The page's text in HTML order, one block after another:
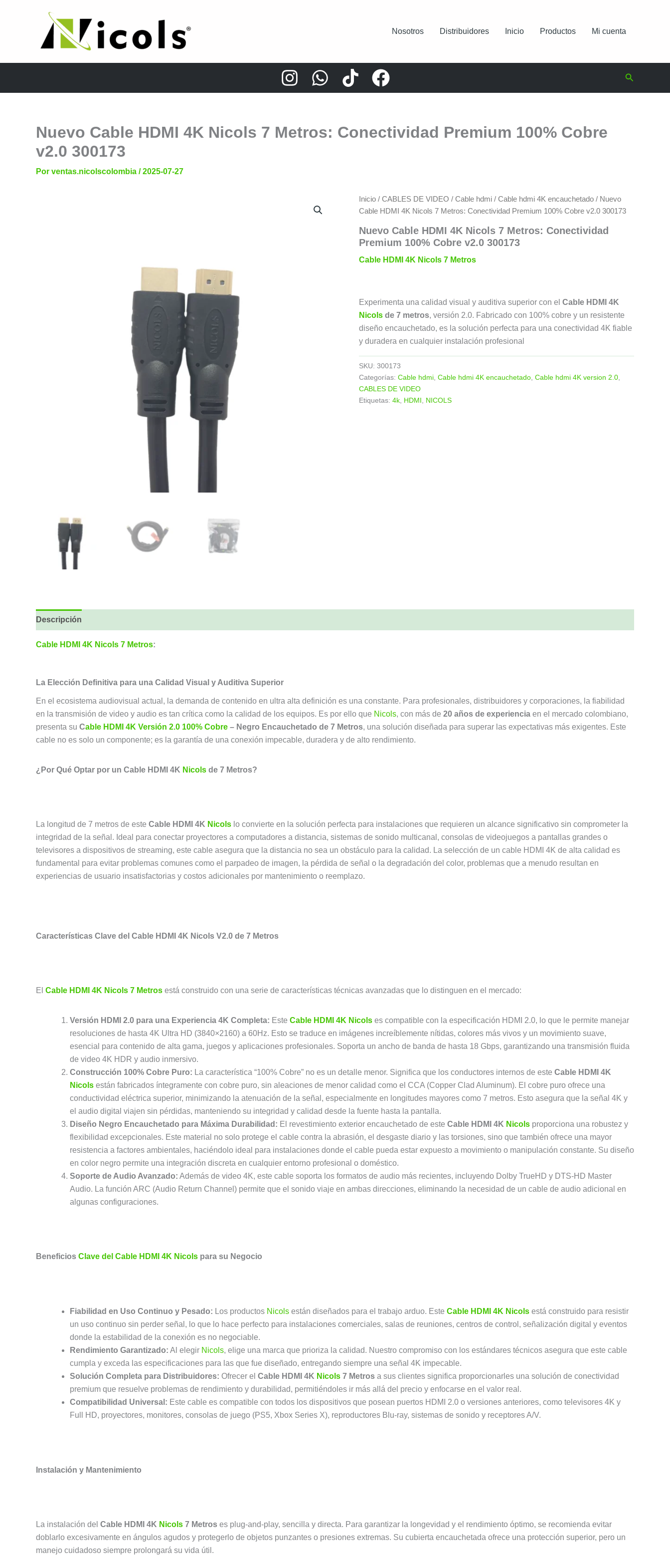
Nosotros Distribuidores Inicio Productos Mi cuenta
Buscar
Nuevo Cable HDMI 4K Nicols 7 Metros: Conectividad Premium 100% Cobre
v2.0 300173
Por ventas.nicolscolombia /2025-07-27
Inicio / CABLES DE VIDEO / Cable hdmi / Cable hdmi 4K encauchetado / Nuevo
Cable HDMI 4K Nicols 7 Metros: Conectividad Premium 100% Cobre v2.0 300173
Nuevo Cable HDMI 4K Nicols 7 Metros: Conectividad
Premium 100% Cobre v2.0 300173
Cable HDMI 4K Nicols 7 Metros
Experimenta una calidad visual y auditiva superior con el Cable HDMI 4K
Nicols de 7 metros, versión 2.0. Fabricado con 100% cobre y un resistente
diseño encauchetado, es la solución perfecta para una conectividad 4K fiable
y duradera en cualquier instalación profesional
SKU: 300173
Categorías: Cable hdmi Cable hdmi 4K encauchetado Cable hdmi 4K version 2.0
CABLES DE VIDEO
Etiquetas: 4k HDMI NICOLS
Descripción
Cable HDMI 4K Nicols 7 Metros:
La Elección Definitiva para una Calidad Visual y Auditiva Superior
En el ecosistema audiovisual actual, la demanda de contenido en ultra alta definición es una constante. Para profesionales, distribuidores y corporaciones, la fiabilidad
en la transmisión de video y audio es tan crítica como la calidad de los equipos. Es por ello que Nicols, con más de 20 años de experiencia en el mercado colombiano,
presenta su Cable HDMI 4K Versión 2.0 100% Cobre – Negro Encauchetado de 7 Metros, una solución diseñada para superar las expectativas más exigentes. Este
cable no es solo un componente; es la garantía de una conexión impecable, duradera y de alto rendimiento.
¿Por Qué Optar por un Cable HDMI 4K Nicols de 7 Metros?
La longitud de 7 metros de este Cable HDMI 4K Nicols lo convierte en la solución perfecta para instalaciones que requieren un alcance significativo sin comprometer la
integridad de la señal. Ideal para conectar proyectores a computadores a distancia, sistemas de sonido multicanal, consolas de videojuegos a pantallas grandes o
televisores a dispositivos de streaming, este cable asegura que la distancia no sea un obstáculo para la calidad. La selección de un cable HDMI 4K de alta calidad es
fundamental para evitar problemas comunes como el parpadeo de imagen, la pérdida de señal o la degradación del color, problemas que a menudo resultan en
experiencias de usuario insatisfactorias y costos adicionales por mantenimiento o reemplazo.
Características Clave del Cable HDMI 4K Nicols V2.0 de 7 Metros
El Cable HDMI 4K Nicols 7 Metros está construido con una serie de características técnicas avanzadas que lo distinguen en el mercado:
Versión HDMI 2.0 para una Experiencia 4K Completa: Este Cable HDMI 4K Nicols es compatible con la especificación HDMI 2.0, lo que le permite manejar
resoluciones de hasta 4K Ultra HD (3840×2160) a 60Hz. Esto se traduce en imágenes increíblemente nítidas, colores más vivos y un movimiento suave,
esencial para contenido de alta gama, juegos y aplicaciones profesionales. Soporta un ancho de banda de hasta 18 Gbps, garantizando una transmisión fluida
de video 4K HDR y audio inmersivo.
Construcción 100% Cobre Puro: La característica “100% Cobre” no es un detalle menor. Significa que los conductores internos de este Cable HDMI 4K
Nicols están fabricados íntegramente con cobre puro, sin aleaciones de menor calidad como el CCA (Copper Clad Aluminum). El cobre puro ofrece una
conductividad eléctrica superior, minimizando la atenuación de la señal, especialmente en longitudes mayores como 7 metros. Esto asegura que la señal 4K y
el audio digital viajen sin pérdidas, manteniendo su integridad y calidad desde la fuente hasta la pantalla.
Diseño Negro Encauchetado para Máxima Durabilidad: El revestimiento exterior encauchetado de este Cable HDMI 4K Nicols proporciona una robustez y
flexibilidad excepcionales. Este material no solo protege el cable contra la abrasión, el desgaste diario y las torsiones, sino que también ofrece una mayor
resistencia a factores ambientales, haciéndolo ideal para instalaciones donde el cable pueda estar expuesto a movimiento o manipulación constante. Su diseño
en color negro permite una integración discreta en cualquier entorno profesional o doméstico.
Soporte de Audio Avanzado: Además de video 4K, este cable soporta los formatos de audio más recientes, incluyendo Dolby TrueHD y DTS-HD Master
Audio. La función ARC (Audio Return Channel) permite que el sonido viaje en ambas direcciones, eliminando la necesidad de un cable de audio adicional en
algunas configuraciones.
Beneficios Clave del Cable HDMI 4K Nicols para su Negocio
Fiabilidad en Uso Continuo y Pesado: Los productos Nicols están diseñados para el trabajo arduo. Este Cable HDMI 4K Nicols está construido para resistir
un uso continuo sin perder señal, lo que lo hace perfecto para instalaciones comerciales, salas de reuniones, centros de control, señalización digital y eventos
donde la estabilidad de la conexión es no negociable.
Rendimiento Garantizado: Al elegir Nicols, elige una marca que prioriza la calidad. Nuestro compromiso con los estándares técnicos asegura que este cable
cumpla y exceda las especificaciones para las que fue diseñado, entregando siempre una señal 4K impecable.
Solución Completa para Distribuidores: Ofrecer el Cable HDMI 4K Nicols 7 Metros a sus clientes significa proporcionarles una solución de conectividad
premium que resuelve problemas de rendimiento y durabilidad, permitiéndoles ir más allá del precio y enfocarse en el valor real.
Compatibilidad Universal: Este cable es compatible con todos los dispositivos que posean puertos HDMI 2.0 o versiones anteriores, como televisores 4K y
Full HD, proyectores, monitores, consolas de juego (PS5, Xbox Series X), reproductores Blu-ray, sistemas de sonido y receptores A/V.
Instalación y Mantenimiento
La instalación del Cable HDMI 4K Nicols 7 Metros es plug-and-play, sencilla y directa. Para garantizar la longevidad y el rendimiento óptimo, se recomienda evitar
doblarlo excesivamente en ángulos agudos y protegerlo de objetos punzantes o presiones extremas. Su cubierta encauchetada ofrece una protección superior, pero un
manejo cuidadoso siempre prolongará su vida útil.